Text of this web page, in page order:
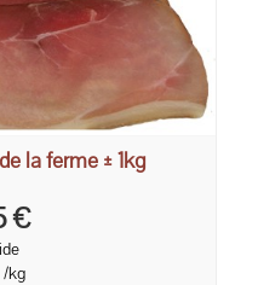
la ferme ± 1kg
€
/kg